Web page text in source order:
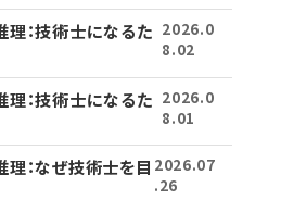
理：技術士になるた 2026.0
8.02
理：技術士になるた 2026.0
8.01
理：なぜ技術士を目 2026.07
.26